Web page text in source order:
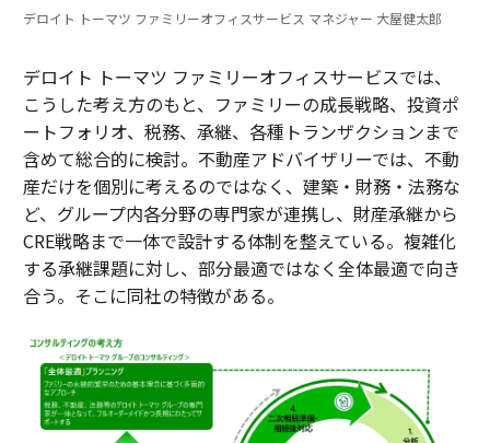
デロイト トーマツ ファミリーオフィスサービス マネジャー 大屋健太郎
デロイト トーマツ ファミリーオフィスサービスでは、
こうした考え方のもと、ファミリーの成長戦略、投資ポ
ートフォリオ、税務、承継、各種トランザクションまで
含めて総合的に検討。不動産アドバイザリーでは、不動
産だけを個別に考えるのではなく、建築・財務・法務な
ど、グループ内各分野の専門家が連携し、財産承継から
CRE戦略まで一体で設計する体制を整えている。複雑化
する承継課題に対し、部分最適ではなく全体最適で向き
合う。そこに同社の特徴がある。